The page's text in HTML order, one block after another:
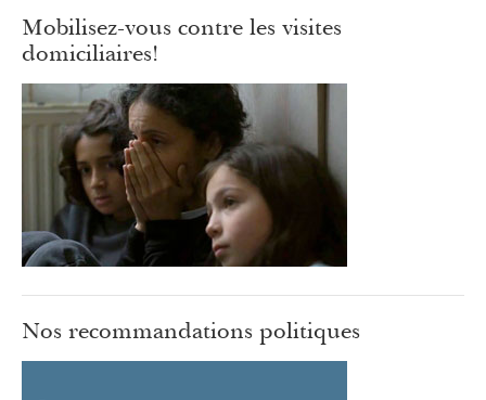
Mobilisez-vous contre les visites
domiciliaires!
Nos recommandations politiques